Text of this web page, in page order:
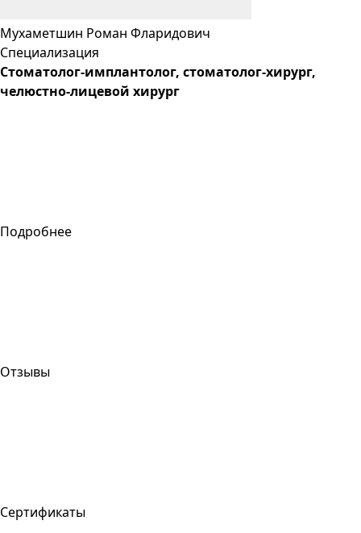
Мухаметшин Роман Фларидович
Специализация
Cтоматолог-имплантолог, стоматолог-хирург,
челюстно-лицевой хирург
Подробнее
Отзывы
Сертификаты